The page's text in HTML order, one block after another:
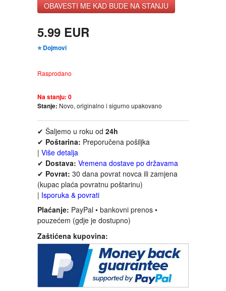
EROTSKI
ESEJISTIKA
HOROR
INTERNET I RAČUNARI
ISTORIJSKI
KLASICI
KNJIGE ZA DECU
KOMEDIJA
KRIMINALISTIČKI
KUVARI
OBAVESTI ME KAD BUDE NA STANJU
5.99 EUR
⭐ Dojmovi
Rasprodano
Na stanju: 0
Stanje: Novo, originalno i sigurno upakovano
✔ Šaljemo u roku od 24h
✔ Poštarina: Preporučena pošiljka
| Više detalja
✔ Dostava: Vremena dostave po državama
✔ Povrat: 30 dana povrat novca ili zamjena
(kupac plaća povratnu poštarinu)
| Isporuka & povrati
Plaćanje: PayPal • bankovni prenos •
pouzećem (gdje je dostupno)
Zaštićena kupovina: